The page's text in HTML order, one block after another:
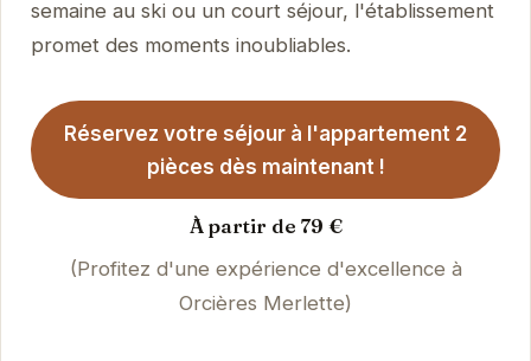
semaine au ski ou un court séjour, l'établissement
promet des moments inoubliables.
Réservez votre séjour à l'appartement 2
pièces dès maintenant !
À partir de 79 €
(Profitez d'une expérience d'excellence à
Orcières Merlette)